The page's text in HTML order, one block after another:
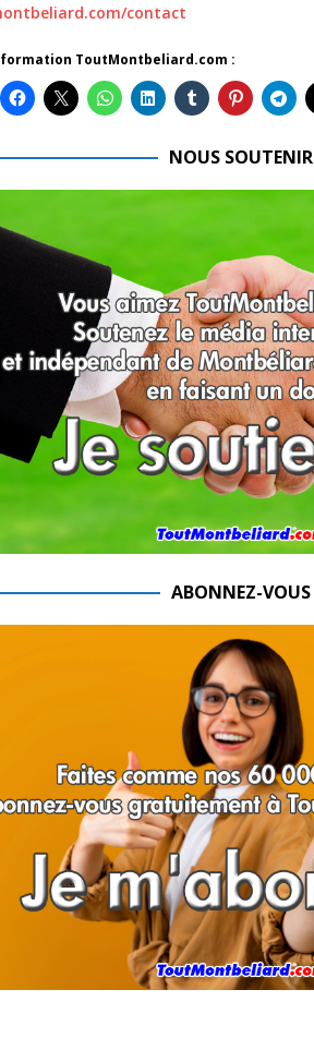
contact
ToutMontbeliard.com :
NOUS SOUTENIR
ABONNEZ-VOUS